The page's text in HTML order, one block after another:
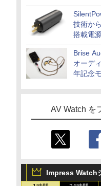
技術か
搭載電
「AC
Brise
オーデ
年記念
AV Watch を
Impress Watch